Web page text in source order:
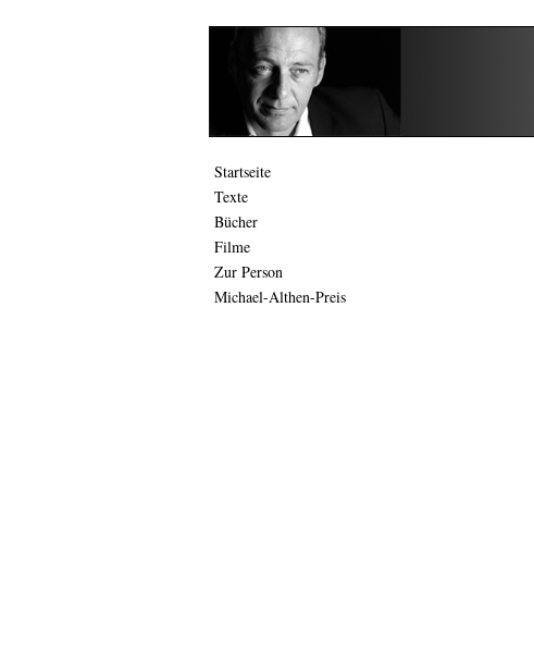
Startseite
Texte
Bücher
Filme
Zur Person
Michael-Althen-Preis